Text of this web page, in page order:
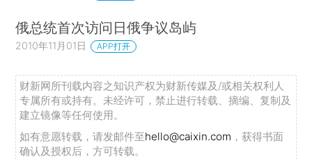
俄总统首次访问日俄争议岛屿
2010年11月01日 APP打开
财新网所刊载内容之知识产权为财新传媒及/或相关权利人
专属所有或持有。未经许可，禁止进行转载、摘编、复制及
建立镜像等任何使用。
如有意愿转载，请发邮件至hello@caixin.com ，获得书面
确认及授权后，方可转载。